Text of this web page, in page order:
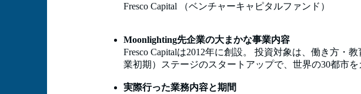
Fresco Capital （ベンチャーキャピタルファンド）
Moonlighting先企業の大まかな事業内容
Fresco Capitalは2012年に創設。 投資対象は、働き方・
業初期）ステージのスタートアップで、世界の30都市を
実際行った業務内容と期間